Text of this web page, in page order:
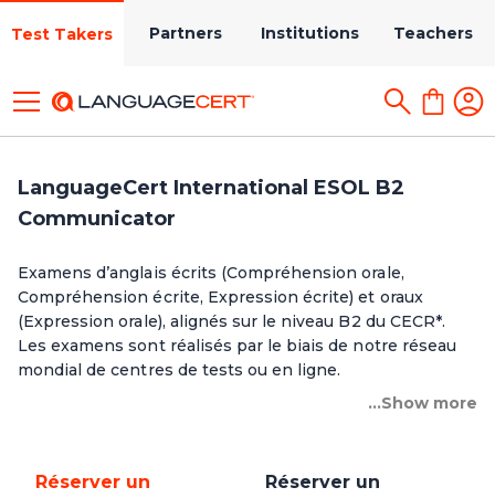
Test Takers Partners Institutions Teachers
LanguageCert International ESOL B2
Communicator
Examens d’anglais écrits (Compréhension orale,
Compréhension écrite, Expression écrite) et oraux
(Expression orale), alignés sur le niveau B2 du CECR*.
Les examens sont réalisés par le biais de notre réseau
mondial de centres de tests ou en ligne.
...Show more
Réserver un
Réserver un